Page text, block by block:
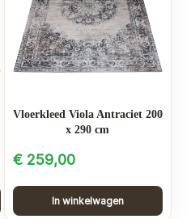
Vloerkleed Viola Antraciet 200
x 290 cm
€259,00
In winkelwagen